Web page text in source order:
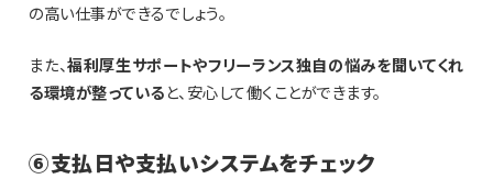
の高い仕事ができるでしょう。
また、福利厚生サポートやフリーランス独自の悩みを聞いてくれ
る環境が整っていると、安心して働くことができます。
⑥支払日や支払いシステムをチェック